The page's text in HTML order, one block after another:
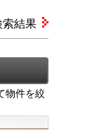
物件を絞